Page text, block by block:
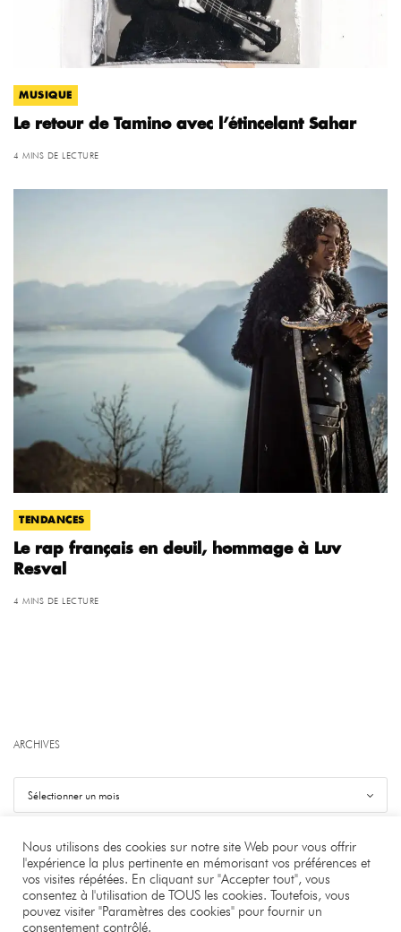
MUSIQUE
Le retour de Tamino avec l’étincelant Sahar
4 MINS DE LECTURE
TENDANCES
Le rap français en deuil, hommage à Luv
Resval
4 MINS DE LECTURE
ARCHIVES
© Benjamin Bourgeois .
À PROPOS LA RÉDACTION
Nous utilisons des cookies sur notre site Web pour vous offrir
l'expérience la plus pertinente en mémorisant vos préférences et
vos visites répétées. En cliquant sur "Accepter tout", vous
consentez à l'utilisation de TOUS les cookies. Toutefois, vous
pouvez visiter "Paramètres des cookies" pour fournir un
consentement contrôlé.